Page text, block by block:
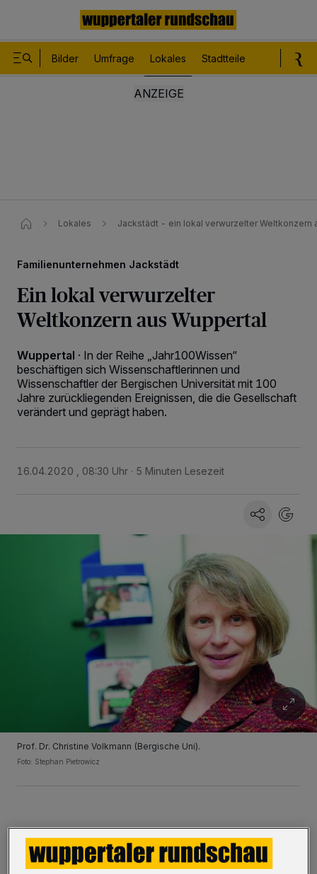
Bilder Umfrage Lokales Stadtteile
Lokales Jackstädt - ein lokal verwurzelter Weltkonzern
Familienunternehmen Jackstädt
Ein lokal verwurzelter
Weltkonzern aus Wuppertal
Wuppertal · In der Reihe „Jahr100Wissen“
beschäftigen sich Wissenschaftlerinnen und
Wissenschaftler der Bergischen Universität mit 100
Jahre zurückliegenden Ereignissen, die die Gesellschaft
verändert und geprägt haben.
16.04.2020 , 08:30 Uhr 5 Minuten Lesezeit
Prof. Dr. Christine Volkmann (Bergische Uni).
Foto: Stephan Pietrowicz
Von Uwe Blass